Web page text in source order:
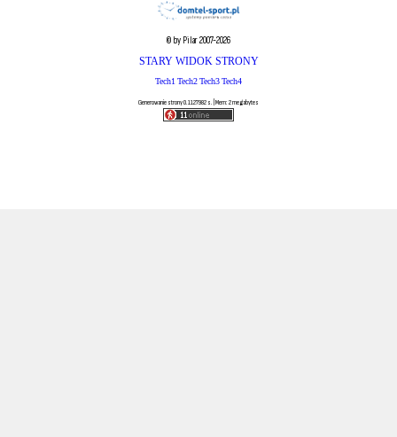
© by Pilar 2007-2026
STARY WIDOK STRONY
Tech1Tech2Tech3Tech4
Generowanie strony 0.1127982 s. | Mem: 2 megabytes